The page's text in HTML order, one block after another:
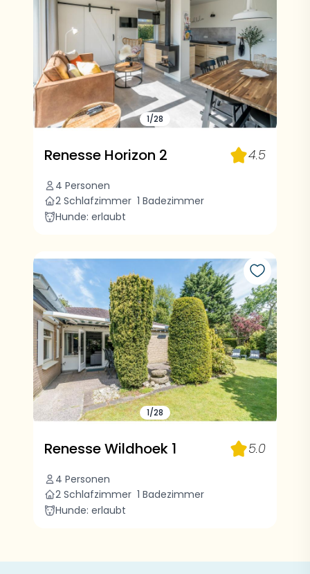
1/28
Renesse Horizon 2
4 Personen
2 Schlafzimmer 1 Badezimmer
Hunde: erlaubt
4.5
1/28
Renesse Wildhoek 1
4 Personen
2 Schlafzimmer 1 Badezimmer
Hunde: erlaubt
5.0